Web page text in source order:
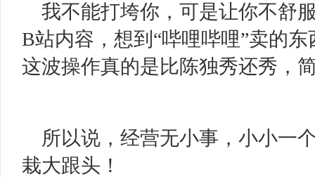
我不能打垮你，可是让你不舒
B站内容，想到“哔哩哔哩”卖的
这波操作真的是比陈独秀还秀，
所以说，经营无小事，小小一
栽大跟头！